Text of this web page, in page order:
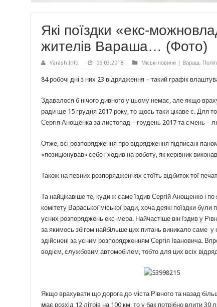
Які поїздки «екс-
жителів Вараша… (Фото)
Varash Info 06.03.2018 Міські новини | Вараш,
84 робочі дні з них 23 відрядження – такий графік
Здавалося б нічого дивного у цьому немає, але якщо
ради ще 15 грудня 2017 року, то щось таки цікаве є. Для
Сергія Анощенка за листопад – грудень 2017 та січень –
Отже, всі розпорядження про відрядження підписані
«позиціонував» себе і ходив на роботу, як керівник
Також на певних розпорядженнях стоїть відбиток тої
Та найцікавіше те, куди ж саме їздив Сергій Анощенко і
комітету Вараської міської ради, хоча деякі поїздки
усних розпоряджень екс-мера. Найчастіше він їздив у
за якимось збігом найбільше цих питань виникало саме у
здійснені за усним розпорядженням Сергія Івановича.
водієм, службовим автомобілем, тобто для цих всіх
Якщо врахувати що дорога до міста Рівного та назад
має розхід 12 літрів на 100 км, то у бак потрібно влити 30